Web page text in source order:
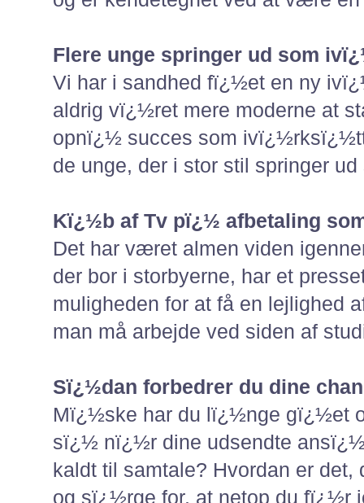
Flere unge springer ud som
Vi har i sandhed fï¿½et en ny
aldrig vï¿½ret mere moderne at
opnï¿½ succes som
de unge, der i stor stil springer
Kï¿½b af Tv pï¿½ afbetaling
Det har været almen viden
der bor i storbyerne, har et
muligheden for at få en lejlighed
man må arbejde ved siden af
Sï¿½dan forbedrer du dine
Mï¿½ske har du lï¿½nge gï¿½et
sï¿½ nï¿½r dine udsendte
kaldt til samtale? Hvordan er
og sï¿½rge for, at netop du fï¿½r